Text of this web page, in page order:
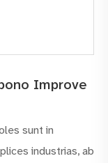
Improve
sunt in
industrias, ab